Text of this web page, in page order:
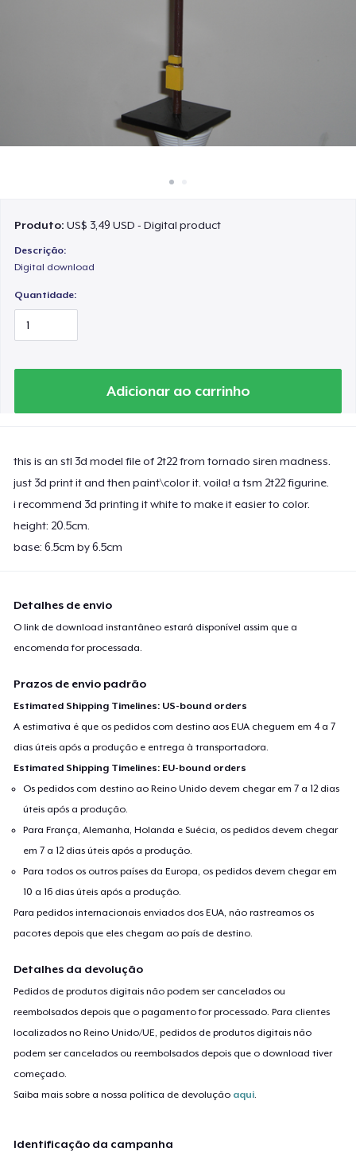
Venda qualquer coisa
Produto:US$ 3,49 USD - Digital product
Descrição:
Digital download
Quantidade:
Adicionar ao carrinho
this is an stl 3d model file of 2t22 from tornado siren madness.
just 3d print it and then paint\color it. voila! a tsm 2t22 figurine.
i recommend 3d printing it white to make it easier to color.
height: 20.5cm.
base: 6.5cm by 6.5cm
Detalhes de envio
O link de download instantâneo estará disponível assim que a
encomenda for processada.
Prazos de envio padrão
Estimated Shipping Timelines: US-bound orders
A estimativa é que os pedidos com destino aos EUA cheguem em 4 a 7
dias úteis após a produção e entrega à transportadora.
Estimated Shipping Timelines: EU-bound orders
Os pedidos com destino ao Reino Unido devem chegar em 7 a 12 dias
úteis após a produção.
Para França, Alemanha, Holanda e Suécia, os pedidos devem chegar
em 7 a 12 dias úteis após a produção.
Para todos os outros países da Europa, os pedidos devem chegar em
10 a 16 dias úteis após a produção.
Para pedidos internacionais enviados dos EUA, não rastreamos os
pacotes depois que eles chegam ao país de destino.
Detalhes da devolução
Pedidos de produtos digitais não podem ser cancelados ou
reembolsados depois que o pagamento for processado. Para clientes
localizados no Reino Unido/UE, pedidos de produtos digitais não
podem ser cancelados ou reembolsados depois que o download tiver
começado.
Saiba mais sobre a nossa política de devolução aqui
Identificação da campanha